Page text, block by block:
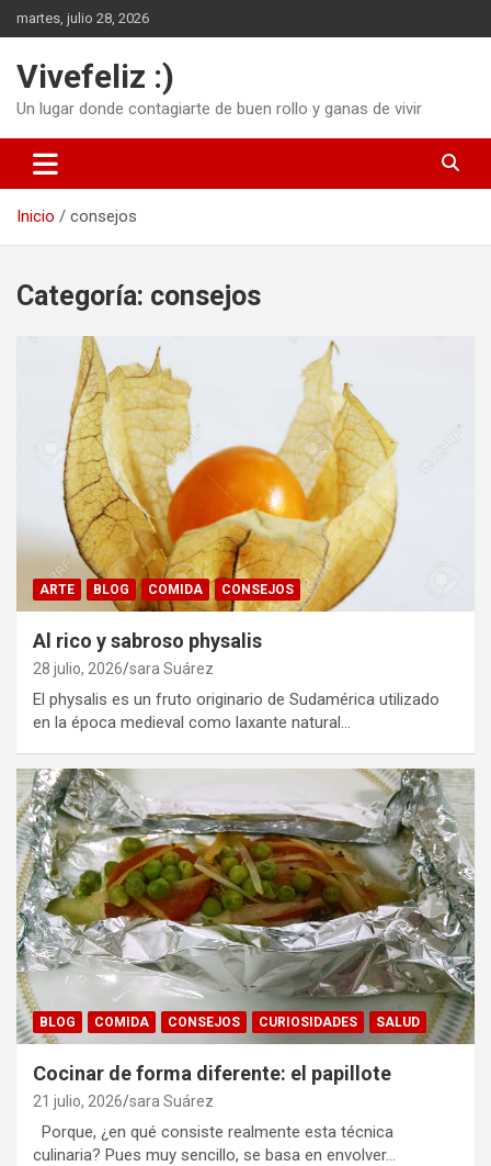
al
martes, julio 28, 2026
Vivefeliz :)
Un lugar donde contagiarte de buen rollo y ganas de vivir
Inicio consejos
Categoría: consejos
ARTE BLOG COMIDA CONSEJOS
Al rico y sabroso physalis
28 julio, 2026 sara Suárez
El physalis es un fruto originario de Sudamérica utilizado
en la época medieval como laxante natural…
BLOG COMIDA CONSEJOS CURIOSIDADES SALUD
Cocinar de forma diferente: el papillote
21 julio, 2026 sara Suárez
Porque, ¿en qué consiste realmente esta técnica
culinaria? Pues muy sencillo, se basa en envolver…